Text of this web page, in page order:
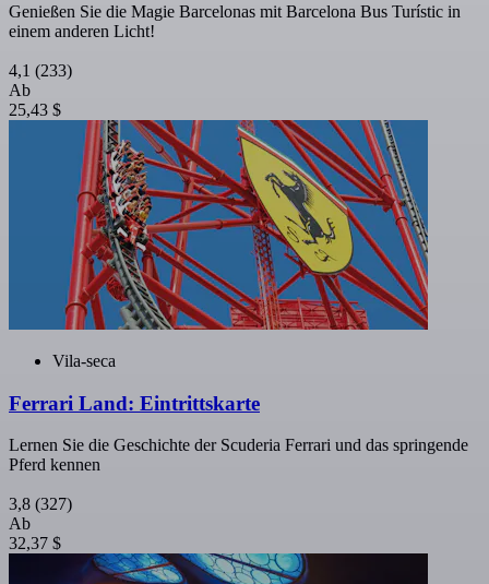
Genießen Sie die Magie Barcelonas mit Barcelona Bus Turístic in
einem anderen Licht!
4,1 (233)
Ab
25,43 $
Vila-seca
Ferrari Land: Eintrittskarte
Lernen Sie die Geschichte der Scuderia Ferrari und das springende
Pferd kennen
3,8 (327)
Ab
32,37 $